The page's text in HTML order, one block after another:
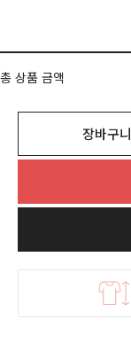
총 상품 금액
장바구니